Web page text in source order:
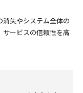
失やシステム全体の
サービスの信頼性を高